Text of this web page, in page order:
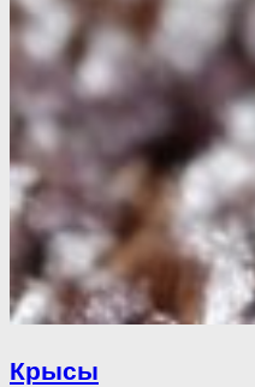
Крысы